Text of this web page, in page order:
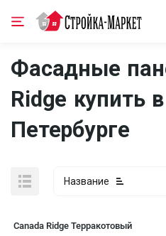
Фасадные
Ridge купить
Петербурге
Название
Canada Ridge Терракотовый